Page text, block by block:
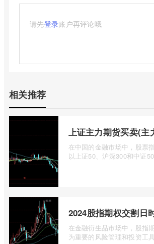
请先登录账户再评论哦
相关推荐
在中国的金融市场中，股票
以上证50、沪深300和中证
在金融衍生品市场中，股指
为重要的风险管理和投资工